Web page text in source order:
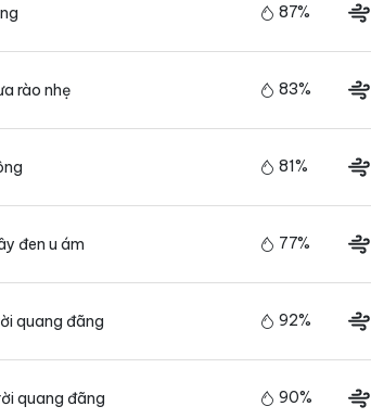
87%
rào nhẹ 83%
81%
đen u ám 77%
quang đãng 92%
quang đãng 90%